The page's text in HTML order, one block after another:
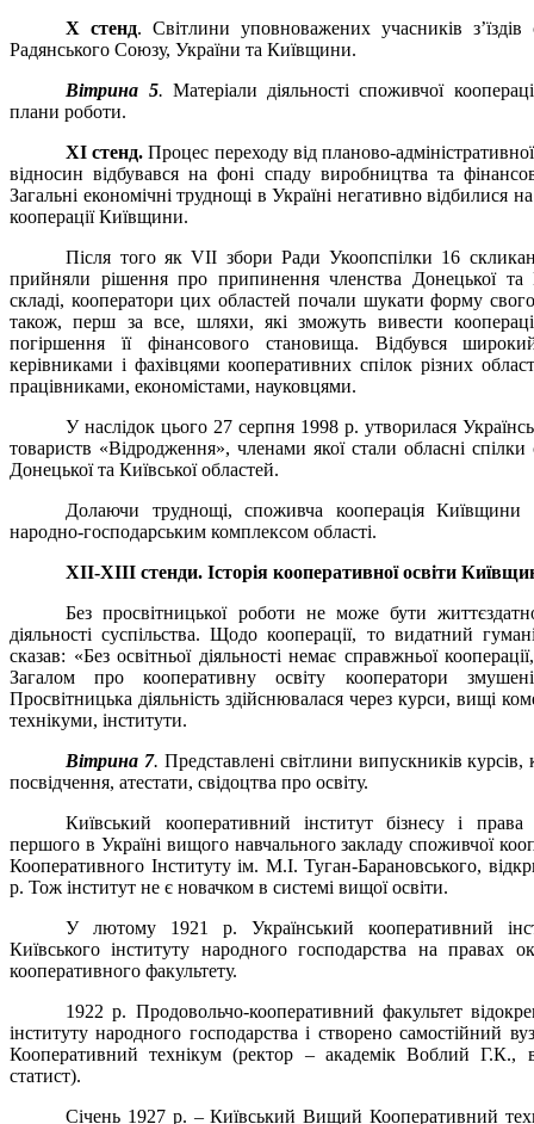
Х стенд. Світлини уповноважених учасників з’їздів
Радянського Союзу, України та Київщини.
Вітрина 5. Матеріали діяльності споживчої
плани роботи.
ХІ стенд. Процес переходу від планово-
відносин відбувався на фоні спаду виробництва та
Загальні економічні труднощі в Україні негативно відбилися
кооперації Київщини.
Після того якVII збори Ради Укоопспілки 16
прийняли рішення про припинення членства Донецької та
складі, кооператори цих областей почали шукати форму
також, перш за все, шляхи, які зможуть вивести
погіршення її фінансового становища. Відбувся
керівниками і фахівцями кооперативних спілок різних
працівниками, економістами, науковцями.
У наслідок цього 27 серпня 1998 р. утворилася
товариств «Відродження», членами якої стали обласні
Донецької та Київської областей.
Долаючи труднощі, споживча кооперація Київщини
народно-господарським комплексом області.
ХІІ-ХІІІ стенди. Історія кооперативної освіти
Без просвітницької роботи не може бути
діяльності суспільства. Щодо кооперації, то видатний
сказав: «Без освітньої діяльності немає справжньої
Загалом про кооперативну освіту кооператори
Просвітницька діяльність здійснювалася через курси, вищі
технікуми, інститути.
Вітрина 7. Представлені світлини випускників курсів,
посвідчення, атестати, свідоцтва про освіту.
Київський кооперативний інститут бізнесу і
першого в Україні вищого навчального закладу споживчої
Кооперативного Інституту ім. М.І. Туган-Барановського,
р. Тож інститут не є новачком в системі вищої освіти.
У лютому 1921 р. Український кооперативний
Київського інституту народного господарства на правах
кооперативного факультету.
1922 р. Продовольчо-кооперативний факультет
інституту народного господарства і створено самостійний
Кооперативний технікум (ректор – академік Воблий Г.К.,
статист).
Січень 1927 р. – Київський Вищий Кооперативний